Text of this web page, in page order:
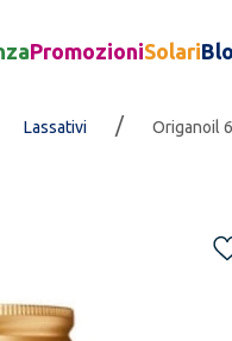
PromozioniSolari
Lassativi / Origanoil